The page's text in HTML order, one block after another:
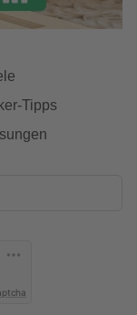
Tipps